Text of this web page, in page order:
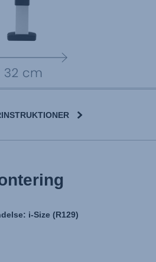
i-Size (R129)